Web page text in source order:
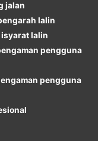
jalan
lalin
lalin
pengguna
pengguna